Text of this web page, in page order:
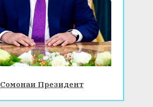
Сомонаи Президент